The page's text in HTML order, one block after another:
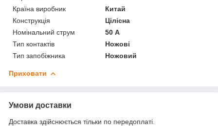
Країна виробник
Китай
Конструкція
Цілісна
Номінальний струм
50 А
Тип контактів
Ножові
Тип запобіжника
Ножовий
Приховати
Умови доставки
Доставка здійснюється тільки по передоплаті.